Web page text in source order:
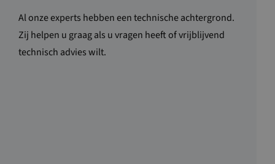
Al onze experts hebben een technische achtergrond.
Zij helpen u graag als u vragen heeft of vrijblijvend
technisch advies wilt.